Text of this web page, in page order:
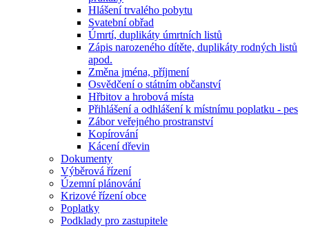
Hlášení trvalého pobytu
Svatební obřad
Úmrtí, duplikáty úmrtních listů
Zápis narozeného dítěte, duplikáty rodných listů
apod.
Změna jména, příjmení
Osvědčení o státním občanství
Hřbitov a hrobová místa
Přihlášení a odhlášení k místnímu poplatku - pes
Zábor veřejného prostranství
Kopírování
Kácení dřevin
Dokumenty
Výběrová řízení
Územní plánování
Krizové řízení obce
Poplatky
Podklady pro zastupitele